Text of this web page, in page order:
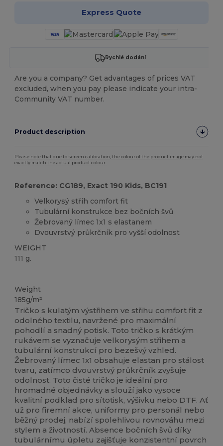
Express Quote
Rychlé dodání
Are you a company? Get advantages of prices VAT
excluded, when you pay please indicate your intra-
Community VAT number.
Product description
Please note that due to screen calibration, the colour of the product image may not
exactly match the actual product colour.
Reference: CG189, Exact 190 Kids, BC191
Velkorysý střih comfort fit
Tubulární konstrukce bez bočních švů
Žebrovaný límec 1x1 s elastanem
Dvouvrstvý průkrčník pro vyšší odolnost
WEIGHT
111 g.
Weight
185g/m²
Tričko s kulatým výstřihem ve střihu comfort fit z
odolného textilu, navržené pro maximální
pohodlí a snadný potisk. Toto tričko s krátkým
rukávem se vyznačuje velkorysým střihem a
tubulární konstrukcí pro bezešvý vzhled.
Žebrovaný límec 1x1 obsahuje elastan pro stálost
tvaru, zatímco dvouvrstvý průkrčník zvyšuje
odolnost. Toto čisté tričko je ideální pro
hromadné objednávky a slouží jako vysoce
kvalitní podklad pro sítotisk, výšivku nebo DTF. Ať
už pro firemní akce, uniformy pro personál nebo
běžný prodej, nabízí spolehlivou rovnováhu mezi
stylem a životností. Absence bočních švů díky
tubulárnímu úpletu zajišťuje konzistentní povrch